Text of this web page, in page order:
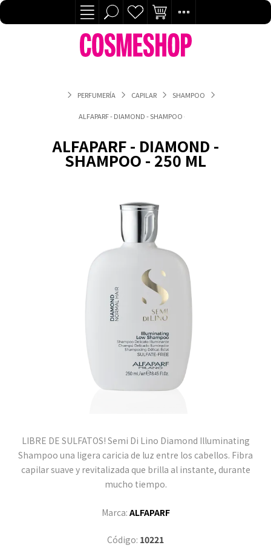
PERFUMERÍA CAPILAR SHAMPOO
ALFAPARF - DIAMOND - SHAMPOO - 250 ML
ALFAPARF - DIAMOND -
SHAMPOO - 250 ML
LIBRE DE SULFATOS! Semi Di Lino Diamond Illuminating
Shampoo una ligera caricia de luz entre los cabellos. Fibra
capilar suave y revitalizada que brilla al instante, durante
mucho tiempo.
Marca: ALFAPARF
Código: 10221